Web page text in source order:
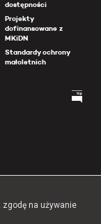
dostępności
Projekty
dofinansowane z
MKiDN
Standardy ochrony
małoletnich
na używanie